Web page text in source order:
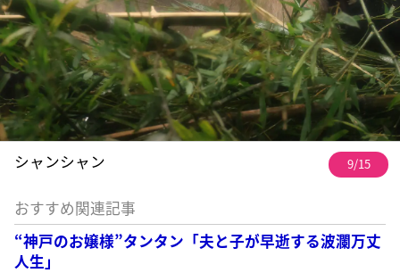
シャンシャン 9/15
おすすめ関連記事
“神戸のお嬢様”タンタン「夫と子が早逝する波瀾万丈
人生」